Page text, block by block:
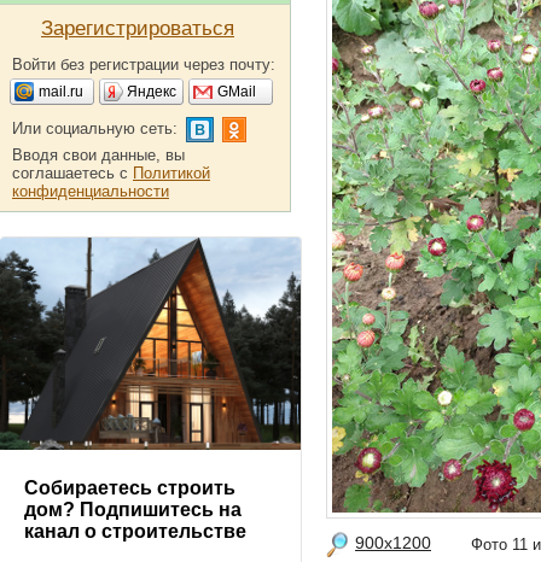
900x1200 Фото
Зарегистрироваться
Войти без регистрации через почту:
mail.ru Яндекс GMail
Или социальную сеть:
Вводя свои данные, вы
соглашаетесь с Политикой
конфиденциальности
Собираетесь строить
дом? Подпишитесь на
канал о строительстве